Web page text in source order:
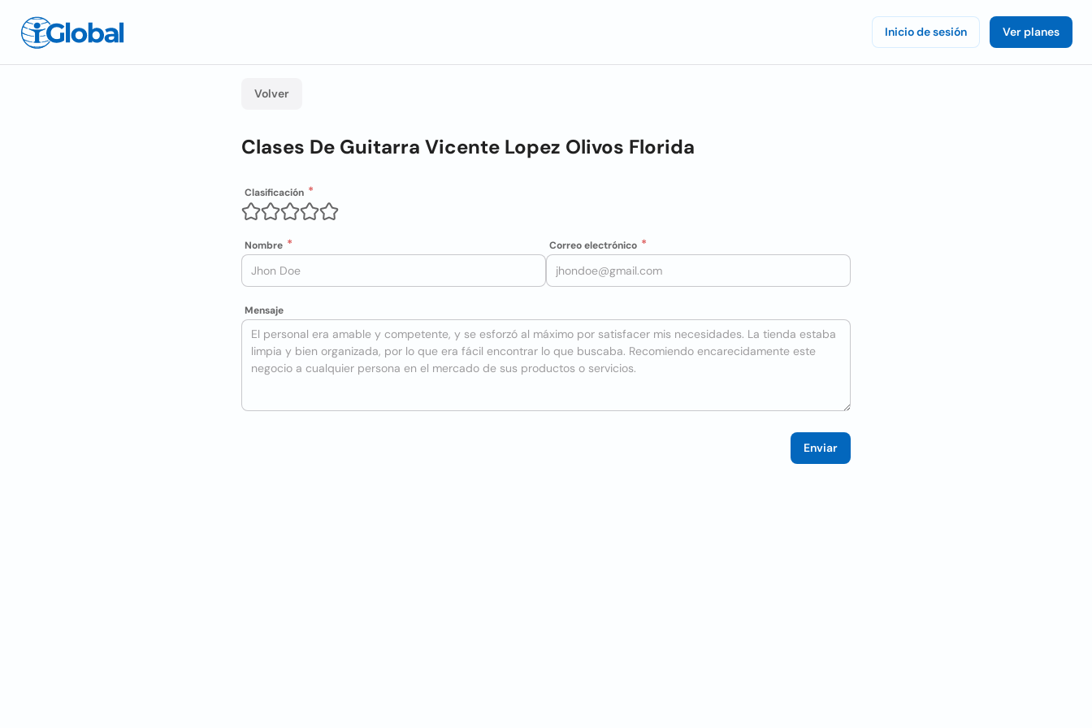
Inicio de sesión Ver planes
Volver
Clases De Guitarra Vicente Lopez Olivos Florida
Clasificación
Nombre Correo electrónico
Mensaje
Enviar